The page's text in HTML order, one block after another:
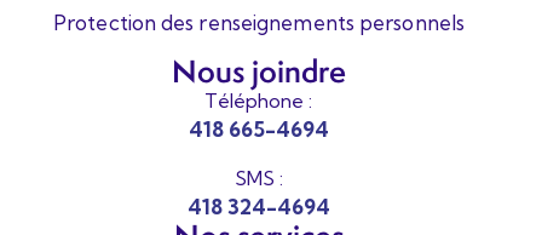
Protection des renseignements personnels
Nous joindre
Téléphone :
418 665-4694
SMS :
418 324-4694